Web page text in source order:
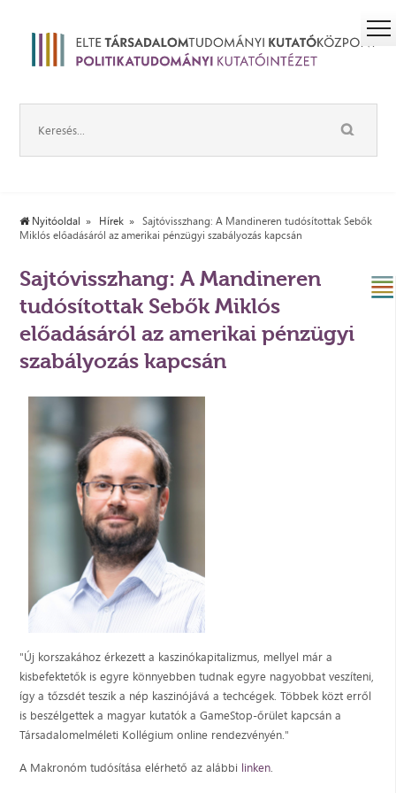
Nyitóoldal Hírek
Sajtóvisszhang: A Mandineren tudósítottak Sebők
Miklós előadásáról az amerikai pénzügyi szabályozás kapcsán
Sajtóvisszhang: A Mandineren
tudósítottak Sebők Miklós
előadásáról az amerikai pénzügyi
szabályozás kapcsán
"Új korszakához érkezett a kaszinókapitalizmus, mellyel már a
kisbefektetők is egyre könnyebben tudnak egyre nagyobbat veszíteni,
így a tőzsdét teszik a nép kaszinójává a techcégek. Többek közt erről
is beszélgettek a magyar kutatók a GameStop-őrület kapcsán a
Társadalomelméleti Kollégium online rendezvényén."
A Makronóm tudósítása elérhető az alábbi linken.